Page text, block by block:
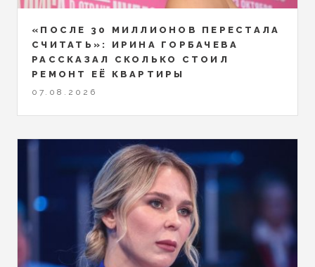
«ПОСЛЕ 30 МИЛЛИОНОВ ПЕРЕСТАЛА
СЧИТАТЬ»: ИРИНА ГОРБАЧЕВА
РАССКАЗАЛ СКОЛЬКО СТОИЛ
РЕМОНТ ЕЁ КВАРТИРЫ
07.08.2026